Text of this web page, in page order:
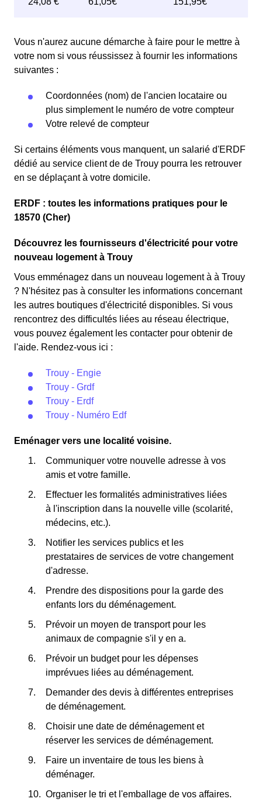
Vous n'aurez aucune démarche à faire pour le mettre à
votre nom si vous réussissez à fournir les informations
suivantes :
Coordonnées (nom) de l'ancien locataire ou
plus simplement le numéro de votre compteur
Votre relevé de compteur
Si certains éléments vous manquent, un salarié d'ERDF
dédié au service client de de Trouy pourra les retrouver
en se déplaçant à votre domicile.
ERDF : toutes les informations pratiques pour le
18570 (Cher)
Découvrez les fournisseurs d'électricité pour votre
nouveau logement à Trouy
Vous emménagez dans un nouveau logement à à Trouy
? N'hésitez pas à consulter les informations concernant
les autres boutiques d'électricité disponibles. Si vous
rencontrez des difficultés liées au réseau électrique,
vous pouvez également les contacter pour obtenir de
l'aide. Rendez-vous ici :
Trouy - Engie
Trouy - Grdf
Trouy - Erdf
Trouy - Numéro Edf
Eménager vers une localité voisine.
Communiquer votre nouvelle adresse à vos
amis et votre famille.
Effectuer les formalités administratives liées
à l'inscription dans la nouvelle ville (scolarité,
médecins, etc.).
Notifier les services publics et les
prestataires de services de votre changement
d'adresse.
Prendre des dispositions pour la garde des
enfants lors du déménagement.
Prévoir un moyen de transport pour les
animaux de compagnie s'il y en a.
Prévoir un budget pour les dépenses
imprévues liées au déménagement.
Demander des devis à différentes entreprises
de déménagement.
Choisir une date de déménagement et
réserver les services de déménagement.
Faire un inventaire de tous les biens à
déménager.
Organiser le tri et l'emballage de vos affaires.